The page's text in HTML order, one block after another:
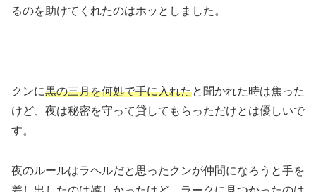
るのを助けてくれたのはホッとしました。
クンに黒の三月を何処で手に入れたと聞かれた時は焦った
けど、夜は秘密を守って貸してもらっただけとは優しいで
す。
夜のルールはラヘルだと思ったクンが仲間になろうと手を